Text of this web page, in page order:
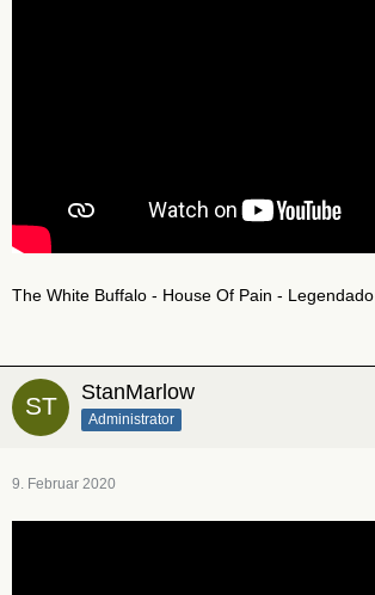
The White Buffalo - House Of Pain - Legendado
StanMarlow
Administrator
9. Februar 2020